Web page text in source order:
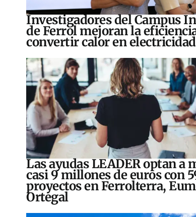
Investigadores del Campus
de Ferrol mejoran la
convertir calor en electricidad
Las ayudas LEADER optan a
casi 9 millones de euros con
proyectos en Ferrolterra,
Ortegal